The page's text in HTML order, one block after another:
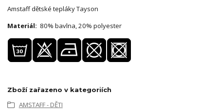
Amstaff dětské tepláky Tayson
Materiál: 80% bavlna, 20% polyester
Zboží zařazeno v kategoriích
AMSTAFF - DĚTI